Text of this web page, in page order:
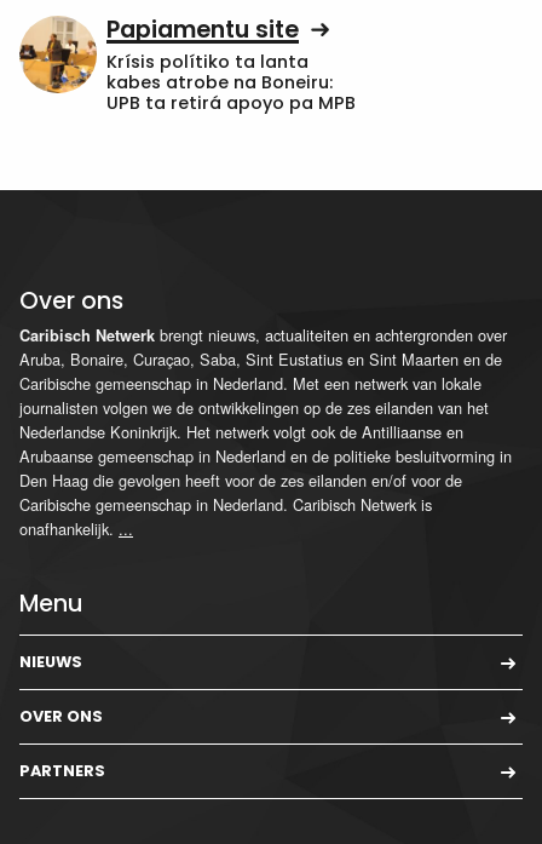
Papiamentu site
Krísis polítiko ta lanta
kabes atrobe na Boneiru:
UPB ta retirá apoyo pa MPB
Over ons
Caribisch Netwerk brengt nieuws, actualiteiten en achtergronden over
Aruba, Bonaire, Curaçao, Saba, Sint Eustatius en Sint Maarten en de
Caribische gemeenschap in Nederland. Met een netwerk van lokale
journalisten volgen we de ontwikkelingen op de zes eilanden van het
Nederlandse Koninkrijk. Het netwerk volgt ook de Antilliaanse en
Arubaanse gemeenschap in Nederland en de politieke besluitvorming in
Den Haag die gevolgen heeft voor de zes eilanden en/of voor de
Caribische gemeenschap in Nederland. Caribisch Netwerk is
onafhankelijk. ...
Menu
NIEUWS
OVER ONS
PARTNERS